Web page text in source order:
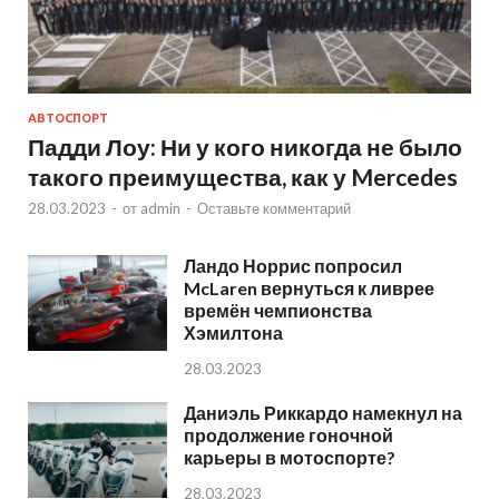
АВТОСПОРТ
Падди Лоу: Ни у кого никогда не было
такого преимущества, как у Mercedes
28.03.2023 - от admin - Оставьте комментарий
Ландо Норрис попросил
McLaren вернуться к ливрее
времён чемпионства
Хэмилтона
28.03.2023
Даниэль Риккардо намекнул на
продолжение гоночной
карьеры в мотоспорте?
28.03.2023